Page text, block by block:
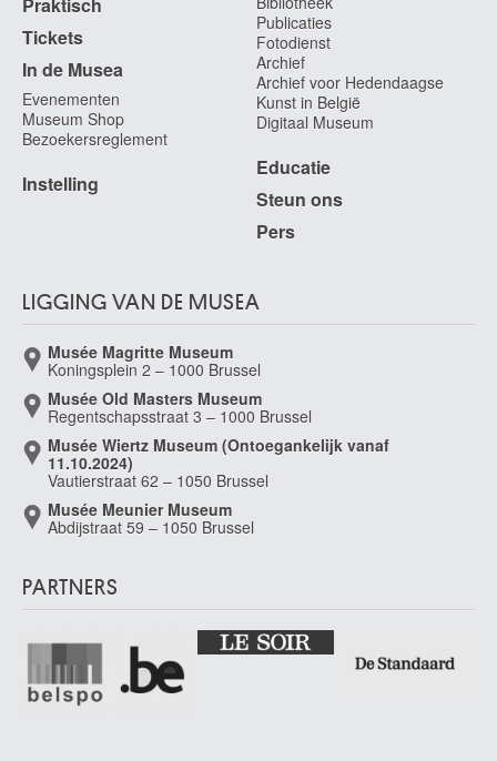
Tickets
In de Musea
Evenementen
Museum Shop
Bezoekersreglement
Instelling
Publicaties
Fotodienst
Archief
Archief voor Hedendaagse
Kunst in België
Digitaal Museum
Educatie
Steun ons
Pers
LIGGING VAN DE MUSEA
Musée Magritte Museum
Koningsplein 2 – 1000 Brussel
Musée Old Masters Museum
Regentschapsstraat 3 – 1000 Brussel
Musée Wiertz Museum (Ontoegankelijk vanaf
11.10.2024)
Vautierstraat 62 – 1050 Brussel
Musée Meunier Museum
Abdijstraat 59 – 1050 Brussel
PARTNERS